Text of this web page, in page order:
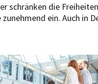
schränken die
ein. Auch in